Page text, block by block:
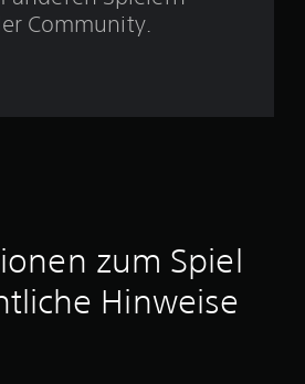
e
u
s
3
Community.
zum Spiel
Hinweise